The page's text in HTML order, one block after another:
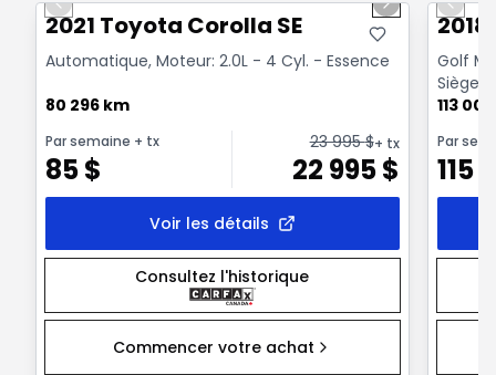
Previous slide Next slide
2021 Toyota Corolla SE
Automatique, Moteur: 2.0L - 4 Cyl. - Essence
80 296 km
Par semaine + tx
85$
23 995$+ tx
22 995$
Voir les détails
Consultez l'historique
Commencer votre achat
Golf
Sièges
113
Par
115